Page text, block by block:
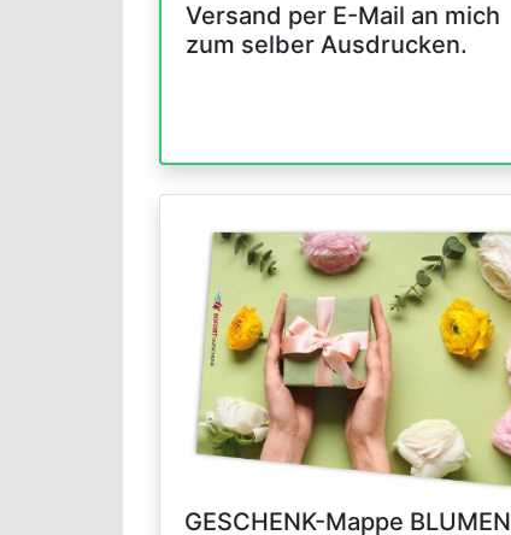
Versand per E-Mail an mich
zum selber Ausdrucken.
GESCHENK-Mappe BLUMEN